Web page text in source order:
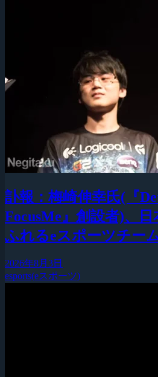
訃報：梅崎伸幸氏(『
FocusMe』創設者)、
ふれるeスポーツチー
2026年8月3日
esports(eスポーツ)